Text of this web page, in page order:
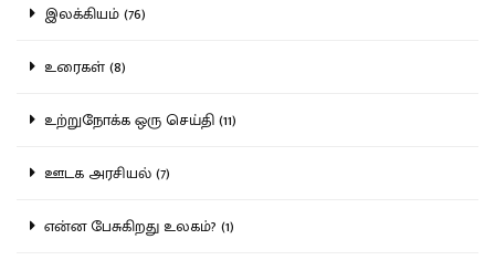
இலக்கியம் (76)
உரைகள் (8)
உற்றுநோக்க ஒரு செய்தி (11)
ஊடக அரசியல் (7)
என்ன பேசுகிறது உலகம்? (1)